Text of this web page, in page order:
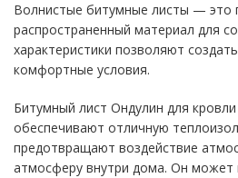
Волнистые битумные листы — это
распространенный материал для
характеристики позволяют
комфортные условия.
Битумный лист Ондулин для
обеспечивают отличную
предотвращают воздействие
атмосферу внутри дома. Он может